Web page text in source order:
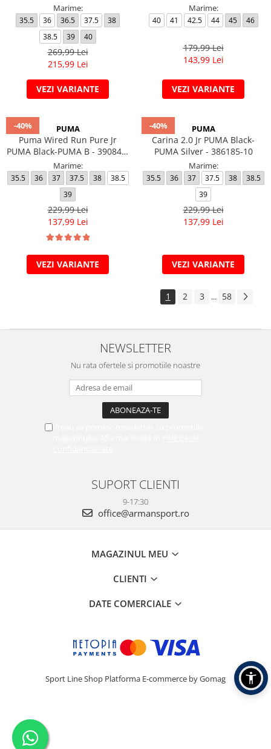
Marime:
35.5 36 36.5 37.5
38
38.5
39 40
269,99 Lei
215,99 Lei
VEZI VARIANTE
Marime:
40 41 42.5 44 45 46
179,99 Lei
143,99 Lei
VEZI VARIANTE
-40% PUMA
Puma Wired Run Pure Jr
PUMA Black-PUMA B - 390847-
01
Marime:
35.5 36 37 37.5 38
38.5
39
229,99 Lei
137,99 Lei
VEZI VARIANTE
-40% PUMA
Carina 2.0 Jr PUMA Black-
PUMA Silver - 386185-10
Marime:
35.5 36 37 37.5 38
38.5
39
229,99 Lei
137,99 Lei
VEZI VARIANTE
1 2 3 ... 58
NEWSLETTER
Nu rata ofertele si promotiile noastre
SUPORT CLIENTI
9-17:30
office@armansport.ro
MAGAZINUL MEU
CLIENTI
DATE COMERCIALE
Sport Line Shop Platforma E-commerce by Gomag